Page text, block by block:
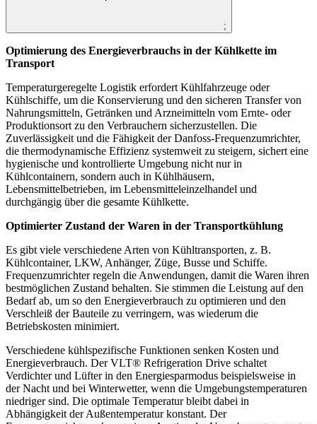
;
Optimierung des Energieverbrauchs in der Kühlkette im
Transport
Temperaturgeregelte Logistik erfordert Kühlfahrzeuge oder
Kühlschiffe, um die Konservierung und den sicheren Transfer von
Nahrungsmitteln, Getränken und Arzneimitteln vom Ernte- oder
Produktionsort zu den Verbrauchern sicherzustellen. Die
Zuverlässigkeit und die Fähigkeit der Danfoss-Frequenzumrichter,
die thermodynamische Effizienz systemweit zu steigern, sichert eine
hygienische und kontrollierte Umgebung nicht nur in
Kühlcontainern, sondern auch in Kühlhäusern,
Lebensmittelbetrieben, im Lebensmitteleinzelhandel und
durchgängig über die gesamte Kühlkette.
Optimierter Zustand der Waren in der Transportkühlung
Es gibt viele verschiedene Arten von Kühltransporten, z. B.
Kühlcontainer, LKW, Anhänger, Züge, Busse und Schiffe.
Frequenzumrichter regeln die Anwendungen, damit die Waren ihren
bestmöglichen Zustand behalten. Sie stimmen die Leistung auf den
Bedarf ab, um so den Energieverbrauch zu optimieren und den
Verschleiß der Bauteile zu verringern, was wiederum die
Betriebskosten minimiert.
Verschiedene kühlspezifische Funktionen senken Kosten und
Energieverbrauch. Der VLT® Refrigeration Drive schaltet
Verdichter und Lüfter in den Energiesparmodus beispielsweise in
der Nacht und bei Winterwetter, wenn die Umgebungstemperaturen
niedriger sind. Die optimale Temperatur bleibt dabei in
Abhängigkeit der Außentemperatur konstant. Der